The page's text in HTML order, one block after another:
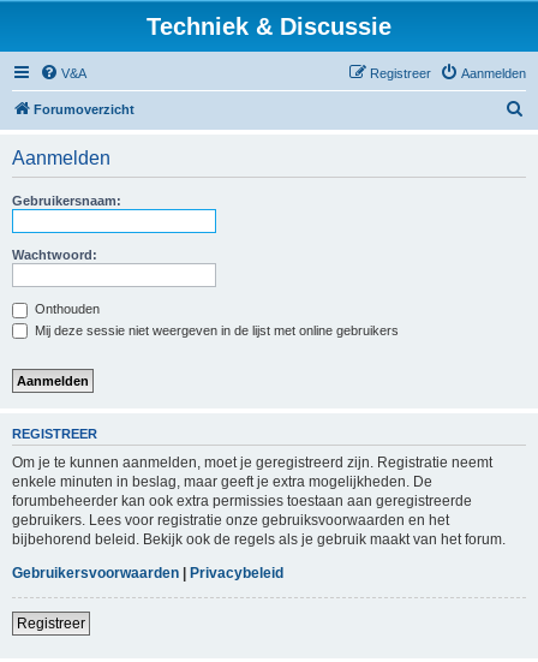
Techniek & Discussie
V&A Aanmelden
Registreer
Forumoverzicht
Aanmelden
Gebruikersnaam:
Wachtwoord:
Onthouden
Mij deze sessie niet weergeven in de lijst met online gebruikers
REGISTREER
Om je te kunnen aanmelden, moet je geregistreerd zijn. Registratie neemt
enkele minuten in beslag, maar geeft je extra mogelijkheden. De
forumbeheerder kan ook extra permissies toestaan aan geregistreerde
gebruikers. Lees voor registratie onze gebruiksvoorwaarden en het
bijbehorend beleid. Bekijk ook de regels als je gebruik maakt van het forum.
Gebruikersvoorwaarden | Privacybeleid
Registreer